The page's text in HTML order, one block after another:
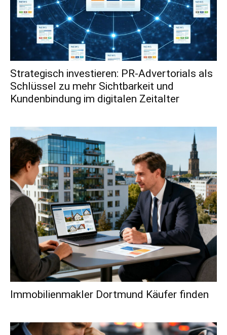
Strategisch investieren: PR-Advertorials als
Schlüssel zu mehr Sichtbarkeit und
Kundenbindung im digitalen Zeitalter
Immobilienmakler Dortmund Käufer finden